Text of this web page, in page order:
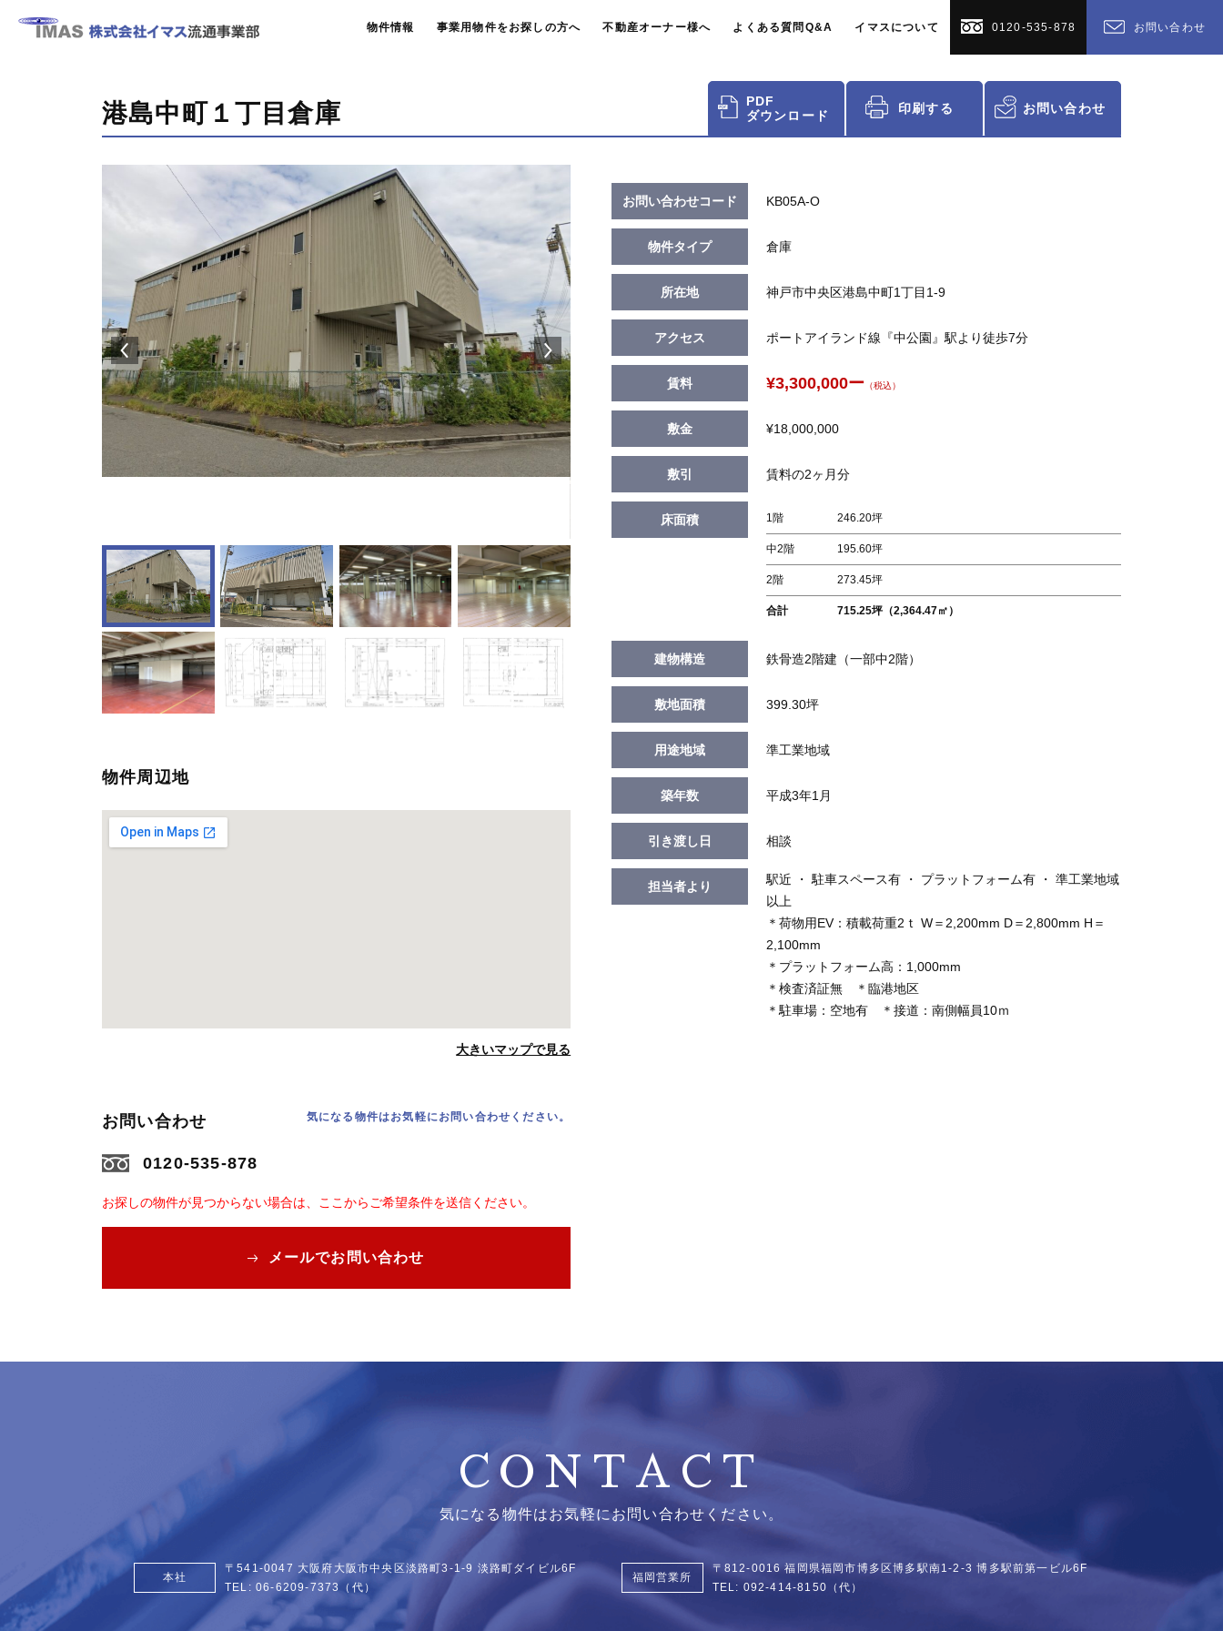
物件情報 事業用物件をお探しの方へ 不動産オーナー様へ よくある質問Q&A イマスについて 0120-535-878 お問い合わせ
港島中町１丁目倉庫
PDF
ダウンロード
印刷する お問い合わせ
物件周辺地
大きいマップで見る
お問い合わせ 気になる物件はお気軽にお問い合わせください。
0120-535-878
お探しの物件が見つからない場合は、ここからご希望条件を送信ください。
メールでお問い合わせ
お問い合わせコード KB05A-O
物件タイプ 倉庫
所在地 神戸市中央区港島中町1丁目1-9
アクセス ポートアイランド線『中公園』駅より徒歩7分
賃料 ¥3,300,000ー （税込）
敷金 ¥18,000,000
敷引 賃料の2ヶ月分
床面積 1階 246.20坪
中2階 195.60坪
2階 273.45坪
合計 715.25坪（2,364.47㎡）
建物構造 鉄骨造2階建（一部中2階）
敷地面積 399.30坪
用途地域 準工業地域
築年数 平成3年1月
引き渡し日 相談
担当者より
駅近 ・ 駐車スペース有 ・ プラットフォーム有 ・ 準工業地域
以上
＊荷物用EV：積載荷重2ｔ W＝2,200mm D＝2,800mm H＝
2,100mm
＊プラットフォーム高：1,000mm
＊検査済証無 ＊臨港地区
＊駐車場：空地有 ＊接道：南側幅員10ｍ
CONTACT
気になる物件はお気軽にお問い合わせください。
本社
〒541-0047 大阪府大阪市中央区淡路町3-1-9 淡路町ダイビル6F
TEL: 06-6209-7373 （代）
福岡営業所
〒812-0016 福岡県福岡市博多区博多駅南1-2-3博多駅前第一ビル6F
TEL: 092-414-8150 （代）